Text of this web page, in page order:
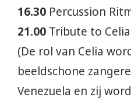
16.30 Percussion
21.00 Tribute to
(De rol van Celia
beeldschone
Venezuela en zij